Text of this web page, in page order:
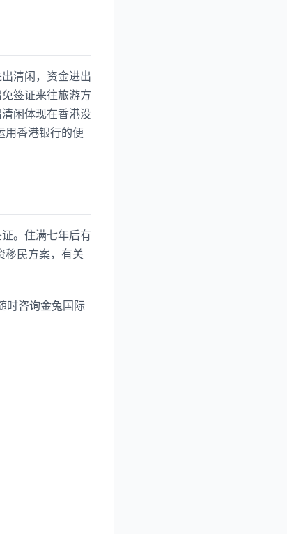
清闲，资金进出
签证来往旅游方
闲体现在香港没
用香港银行的便
。住满七年后有
移民方案，有关
时咨询金兔国际